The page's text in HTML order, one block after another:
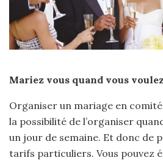
Mariez vous quand vous
Organiser un mariage en
la possibilité de l’organiser
un jour de semaine. Et donc de
tarifs particuliers. Vous pouvez